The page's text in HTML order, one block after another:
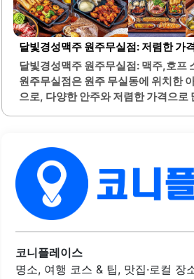
와 하이볼 등 여러 가지 음료를 선택할
다. 90엔포차는 대학교 근처에 위치
기가 많으며, 가성비가 뛰어난 안주와
게 사랑받고 있습니다.넓은 자리 배치
을 제공하며, 음악이 흐르는 아늑한 분
시간을 보낼 수 있습니다. 친절한 직
기분..
달빛경성맥주 원주무실점: 저렴한 가
달빛경성맥주 원주무실점: 맥주,호프
원주무실점은 원주 무실동에 위치한
으로, 다양한 안주와 저렴한 가격으로
뉴가 준비되어 있어 선택의 폭이 넓습
께 제공되는 다양한 안주는 맛과 가
니다. 직원들은 친절하게 손님을 맞
님들이 편안하게 식사할 수 있도록 돕
위 손님이나 친구들과의 모임에 적합
어놀기에도 안전한 환경을 제공합니
난 메뉴들로 인해 부담 없이 방문할 수
다. 다양한 음료와 안주가..
코니플레이스
명소, 여행 코스 & 팁, 맛집·로컬 장